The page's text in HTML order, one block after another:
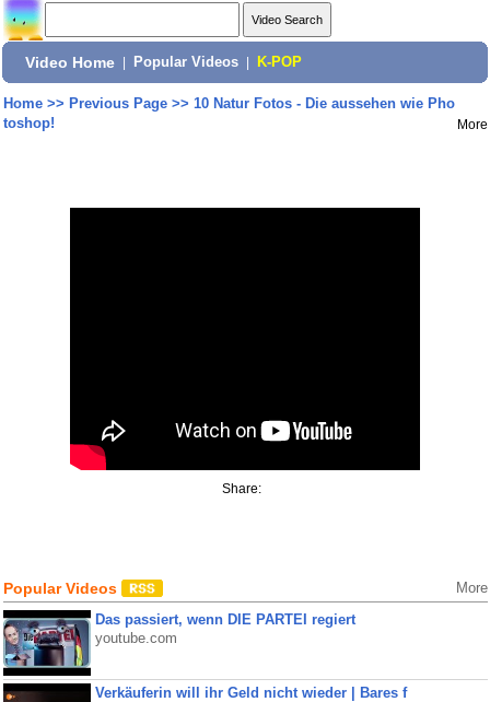
Video Home Popular Videos K-POP
Home>> Previous Page>> 10 Natur Fotos - Die aussehen wie Pho
toshop!
More
Share:
Popular Videos More
Das passiert, wenn DIE PARTEI regiert
youtube.com
Verkäuferin will ihr Geld nicht wieder | Bares f